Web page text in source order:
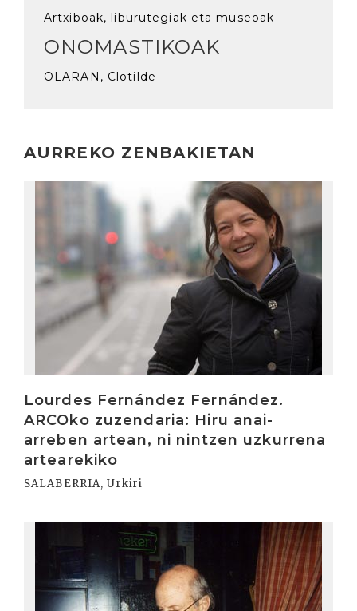
Artxiboak, liburutegiak eta museoak
ONOMASTIKOAK
OLARAN, Clotilde
AURREKO ZENBAKIETAN
Lourdes Fernández Fernández.
ARCOko zuzendaria: Hiru anai-
arreben artean, ni nintzen uzkurrena
artearekiko
SALABERRIA, Urkiri